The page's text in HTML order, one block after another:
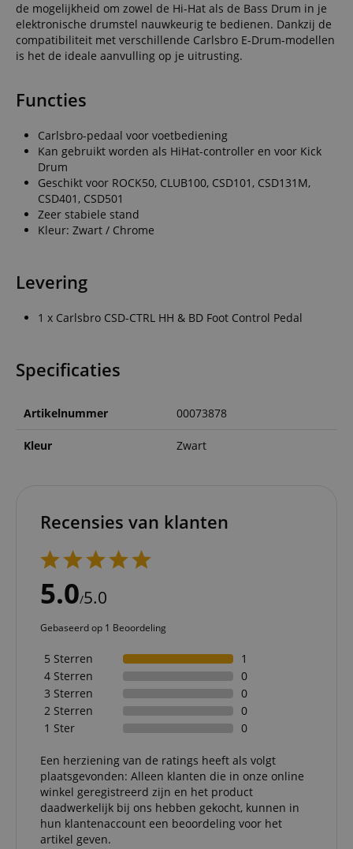
de mogelijkheid om zowel de Hi-Hat als de Bass Drum in je
elektronische drumstel nauwkeurig te bedienen. Dankzij de
compatibiliteit met verschillende Carlsbro E-Drum-modellen
is het de ideale aanvulling op je uitrusting.
Functies
Carlsbro-pedaal voor voetbediening
Kan gebruikt worden als HiHat-controller en voor Kick
Drum
Geschikt voor ROCK50, CLUB100, CSD101, CSD131M,
CSD401, CSD501
Zeer stabiele stand
Kleur: Zwart / Chrome
Levering
1 x Carlsbro CSD-CTRL HH & BD Foot Control Pedal
Specificaties
Artikelnummer 00073878
Kleur Zwart
Recensies van klanten
5.0/5.0
Gebaseerd op 1 Beoordeling
5 Sterren
1
4 Sterren
0
3 Sterren
0
2 Sterren
0
1 Ster
0
Een herziening van de ratings heeft als volgt
plaatsgevonden: Alleen klanten die in onze online
winkel geregistreerd zijn en het product
daadwerkelijk bij ons hebben gekocht, kunnen in
hun klantenaccount een beoordeling voor het
artikel geven.